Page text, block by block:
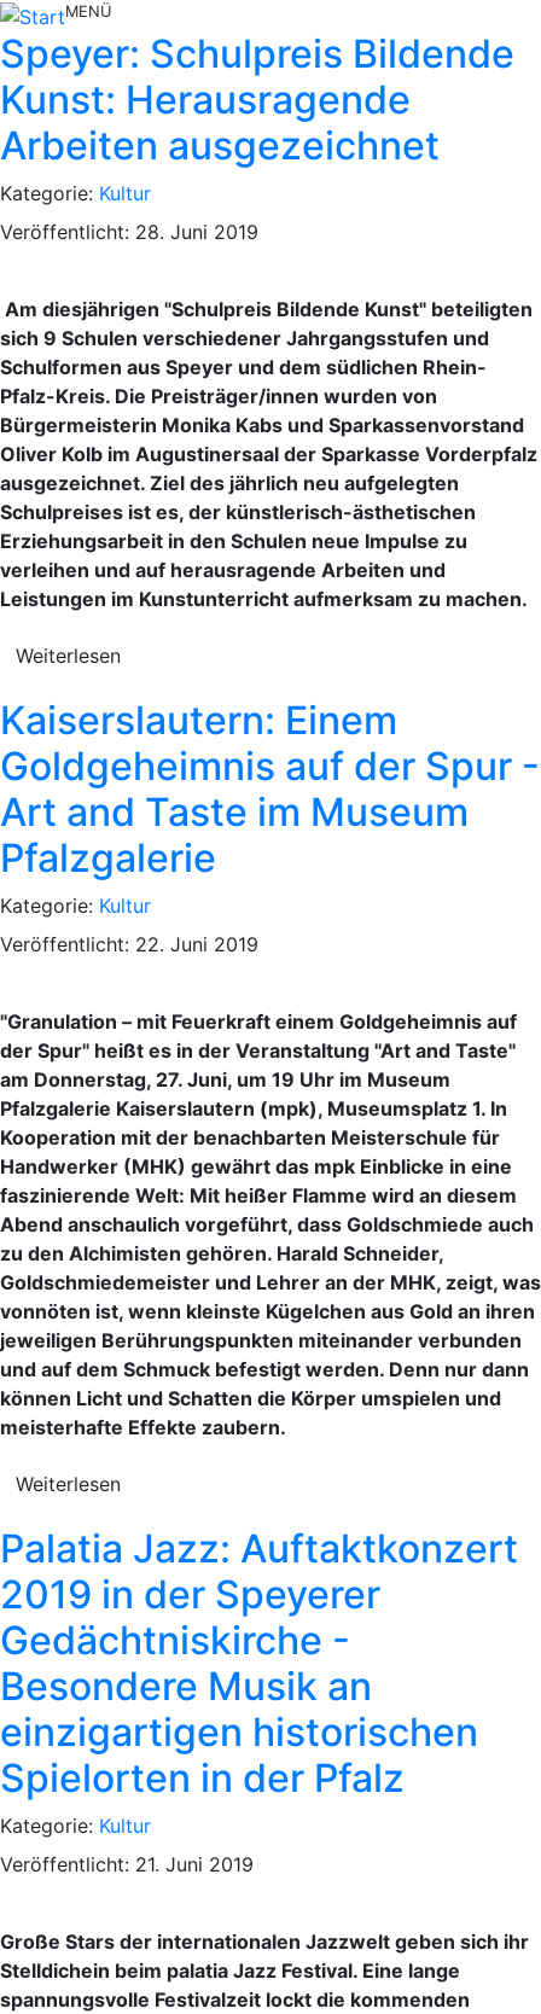
MENÜ
Speyer: Schulpreis Bildende
Kunst: Herausragende
Arbeiten ausgezeichnet
Kategorie: Kultur
Veröffentlicht: 28. Juni 2019
Am diesjährigen "Schulpreis Bildende Kunst" beteiligten
sich 9 Schulen verschiedener Jahrgangsstufen und
Schulformen aus Speyer und dem südlichen Rhein-
Pfalz-Kreis. Die Preisträger/innen wurden von
Bürgermeisterin Monika Kabs und Sparkassenvorstand
Oliver Kolb im Augustinersaal der Sparkasse Vorderpfalz
ausgezeichnet. Ziel des jährlich neu aufgelegten
Schulpreises ist es, der künstlerisch-ästhetischen
Erziehungsarbeit in den Schulen neue Impulse zu
verleihen und auf herausragende Arbeiten und
Leistungen im Kunstunterricht aufmerksam zu machen.
Weiterlesen
Kaiserslautern: Einem
Goldgeheimnis auf der Spur -
Art and Taste im Museum
Pfalzgalerie
Kategorie: Kultur
Veröffentlicht: 22. Juni 2019
"Granulation – mit Feuerkraft einem Goldgeheimnis auf
der Spur" heißt es in der Veranstaltung "Art and Taste"
am Donnerstag, 27. Juni, um 19 Uhr im Museum
Pfalzgalerie Kaiserslautern (mpk), Museumsplatz 1. In
Kooperation mit der benachbarten Meisterschule für
Handwerker (MHK) gewährt das mpk Einblicke in eine
faszinierende Welt: Mit heißer Flamme wird an diesem
Abend anschaulich vorgeführt, dass Goldschmiede auch
zu den Alchimisten gehören. Harald Schneider,
Goldschmiedemeister und Lehrer an der MHK, zeigt, was
vonnöten ist, wenn kleinste Kügelchen aus Gold an ihren
jeweiligen Berührungspunkten miteinander verbunden
und auf dem Schmuck befestigt werden. Denn nur dann
können Licht und Schatten die Körper umspielen und
meisterhafte Effekte zaubern.
Weiterlesen
Palatia Jazz: Auftaktkonzert
2019 in der Speyerer
Gedächtniskirche -
Besondere Musik an
einzigartigen historischen
Spielorten in der Pfalz
Kategorie: Kultur
Veröffentlicht: 21. Juni 2019
Große Stars der internationalen Jazzwelt geben sich ihr
Stelldichein beim palatia Jazz Festival. Eine lange
spannungsvolle Festivalzeit lockt die kommenden